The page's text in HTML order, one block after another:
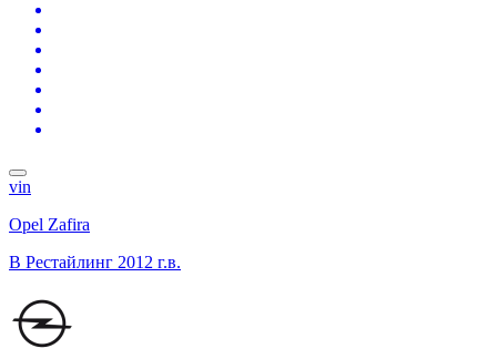
vin
Opel Zafira
B Рестайлинг 2012 г.в.